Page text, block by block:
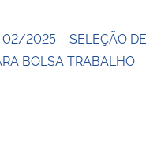
02/2025 – SELEÇÃO DE
BOLSA TRABALHO